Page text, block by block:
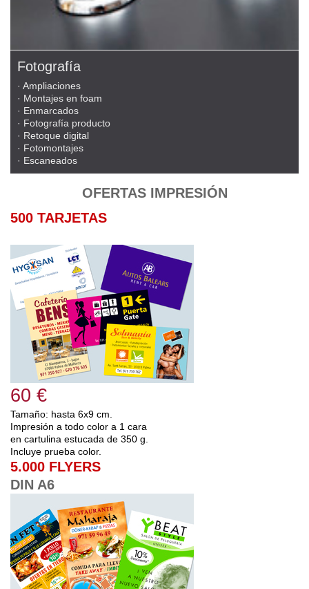
Fotografía
· Ampliaciones
· Montajes en foam
· Enmarcados
· Fotografía producto
· Retoque digital
· Fotomontajes
· Escaneados
OFERTAS IMPRESIÓN
500 TARJETAS
60 €
Tamaño: hasta 6x9 cm.
Impresión a todo color a 1 cara
en cartulina estucada de 350 g.
Incluye prueba color.
5.000 FLYERS
DIN A6